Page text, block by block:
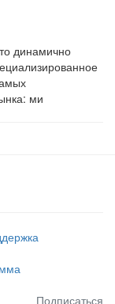
динамично
ми
Подписаться